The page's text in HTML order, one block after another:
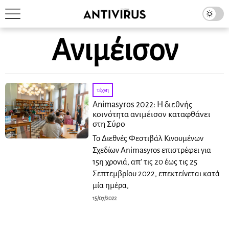
Ανιμέισον
τέχνη
Animasyros 2022: Η διεθνής
κοινότητα ανιμέισον καταφθάνει
στη Σύρο
Το Διεθνές Φεστιβάλ Κινουμένων
Σχεδίων Animasyros επιστρέφει για
15η χρονιά, απ’ τις 20 έως τις 25
Σεπτεμβρίου 2022, επεκτείνεται κατά
μία ημέρα,
15/07/2022